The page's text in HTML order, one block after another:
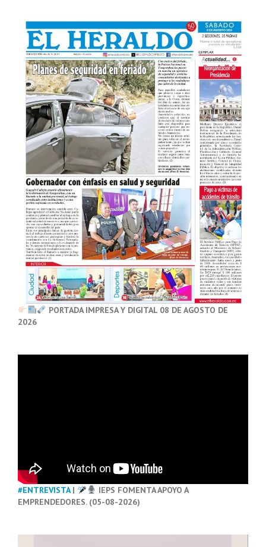
PORTADA IMPRESA Y DIGITAL 08 DE AGOSTO DE
2026
#ENTREVISTA|
IEPS FOMENTA APOYO A
EMPRENDEDORES. (05-08-2026)